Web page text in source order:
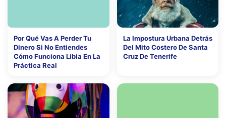
Por Qué Vas A Perder Tu
Dinero Si No Entiendes
Cómo Funciona Libia En La
Práctica Real
La Impostura Urbana Detrás
Del Mito Costero De Santa
Cruz De Tenerife